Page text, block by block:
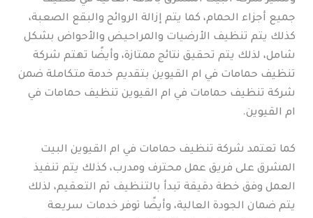
جميع أجزاء الحمام، كما يتم إزالة الروائح والبقع الصعبة،
كذلك يتم تنظيف الأرضيات والمراحيض والأحواض بشكل
شامل، لذلك يتم تحقيق نتائج ممتازة، وأيضًا تهتم شركة
تنظيف حمامات في ام القيوين بتقديم خدمة متكاملة ضمن
شركة تنظيف حمامات في ام القيوين تنظيف حمامات في
ام القيوين.
كما تعتمد شركة تنظيف حمامات في ام القيوين البيت
المشرق على فريق عمل محترف ومدرب، كذلك يتم تنفيذ
العمل وفق خطة دقيقة تبدأ بالتنظيف ثم التعقيم، لذلك
يتم ضمان الجودة العالية، وأيضًا توفر خدمات سريعة